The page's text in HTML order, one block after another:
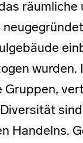
Gruppen,
Handelns.